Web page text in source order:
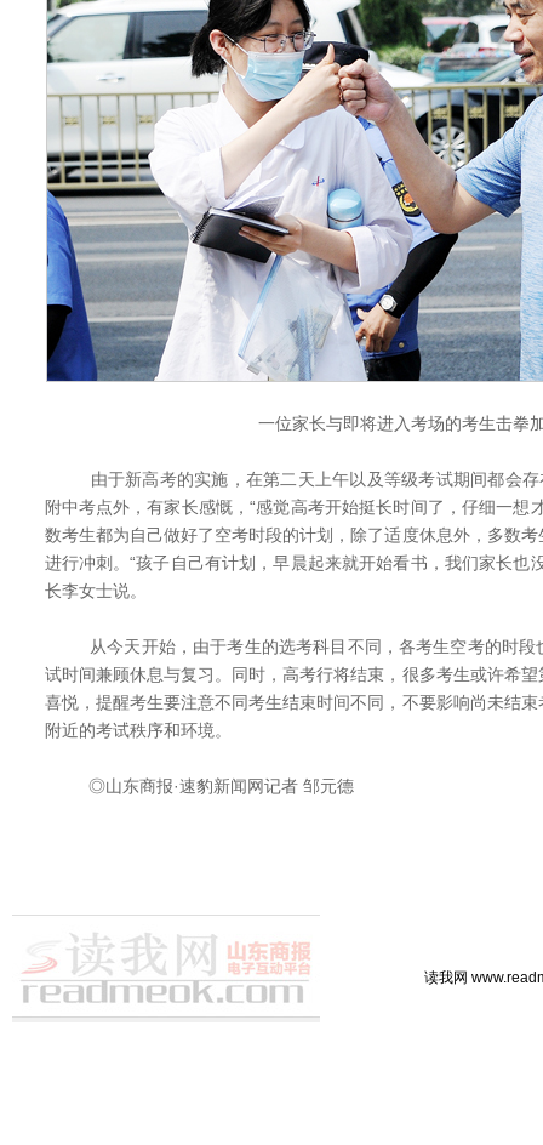
一位家长与即将进入考场的考生击拳
由于新高考的实施，在第二天上午以及等级考试期间都会存
附中考点外，有家长感慨，“感觉高考开始挺长时间了，仔细一想
数考生都为自己做好了空考时段的计划，除了适度休息外，多数
进行冲刺。“孩子自己有计划，早晨起来就开始看书，我们家长也
长李女士说。
从今天开始，由于考生的选考科目不同，各考生空考的时段
试时间兼顾休息与复习。同时，高考行将结束，很多考生或许希
喜悦，提醒考生要注意不同考生结束时间不同，不要影响尚未结
附近的考试秩序和环境。
◎山东商报·速豹新闻网记者 邹元德
读我网